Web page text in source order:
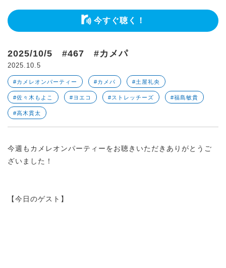
今すぐ聴く！
2025/10/5 #467 #カメパ
2025.10.5
#カメレオンパーティー #カメパ #土屋礼央
#佐々木もよこ #ヨエコ #ストレッチーズ #福島敏貴
#高木貫太
今週もカメレオンパーティーをお聴きいただきありがとうご
ざいました！
【今日のゲスト】